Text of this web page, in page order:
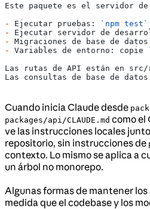
Este paquete es el servidor de
-
Ejecutar pruebas: `npm test`
-
Ejecutar servidor de
-
Migraciones de base de
-
Variables de entorno: copie
Las rutas de API están en
Las consultas de base de
Cuando inicia Claude desde
packages/api/CLAUDE.md como el
ve las instrucciones locales
repositorio, sin instrucciones de
contexto. Lo mismo se aplica a
un árbol no monorepo.
Algunas formas de mantener
medida que el codebase y los